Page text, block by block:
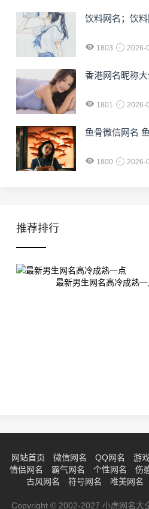
饮料网名；饮
1803 2026-
香港网名昵称
1801 2026-
鱼骨微信网名
1800 2026-
推荐排行
最新男生网名高冷成熟一
网站首页 微信网名 QQ网名 游
情侣网名
霸气网名 个性网名 伤
古风网名
符号网名 唯美网名
Copyright © 2002-2027 小虎网名大